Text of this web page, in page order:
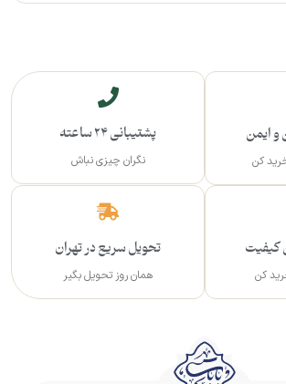
و ایمن
کن
پشتیبانی 24 ساعته
نگران چیزی نباش
کیفیت
کن
تحویل سریع در تهران
همان روز تحویل بگیر